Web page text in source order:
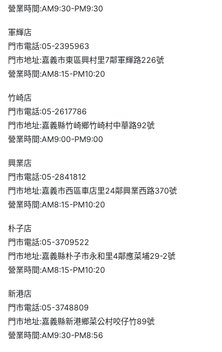
營業時間:AM9:30-PM9:30
軍輝店
門市電話:05-2395963
門市地址:嘉義市東區興村里7鄰軍輝路226號
營業時間:AM8:15-PM10:20
竹崎店
門市電話:05-2617786
門市地址:嘉義縣竹崎鄉竹崎村中華路92號
營業時間:AM9:00-PM9:00
興業店
門市電話:05-2841812
門市地址:嘉義市西區車店里24鄰興業西路370號
營業時間:AM8:15-PM10:20
朴子店
門市電話:05-3709522
門市地址:嘉義縣朴子市永和里4鄰應菜埔29-2號
營業時間:AM8:15-PM10:20
新港店
門市電話:05-3748809
門市地址:嘉義縣新港鄉菜公村咬仔竹89號
營業時間:AM9:30-PM8:56